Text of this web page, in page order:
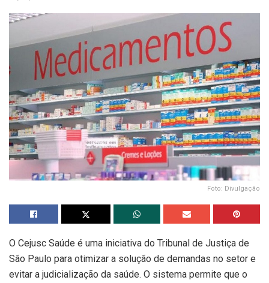
Foto: Divulgação
O Cejusc Saúde é uma iniciativa do Tribunal de Justiça de
São Paulo para otimizar a solução de demandas no setor e
evitar a judicialização da saúde. O sistema permite que o